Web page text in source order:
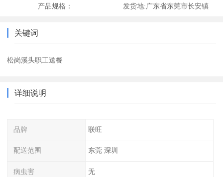
产品规格： 发货地:广东省东莞市长安镇
关键词
松岗溪头职工送餐
详细说明
品牌 联旺
配送范围 东莞 深圳
病虫害 无